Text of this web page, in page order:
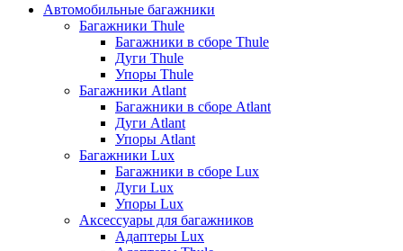
Автомобильные багажники
Багажники Thule
Багажники в сборе Thule
Дуги Thule
Упоры Thule
Багажники Atlant
Багажники в сборе Atlant
Дуги Atlant
Упоры Atlant
Багажники Lux
Багажники в сборе Lux
Дуги Lux
Упоры Lux
Аксессуары для багажников
Адаптеры Lux